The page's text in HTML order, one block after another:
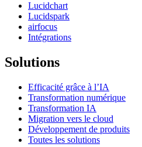
Lucidchart
Lucidspark
airfocus
Intégrations
Solutions
Efficacité grâce à l’IA
Transformation numérique
Transformation IA
Migration vers le cloud
Développement de produits
Toutes les solutions